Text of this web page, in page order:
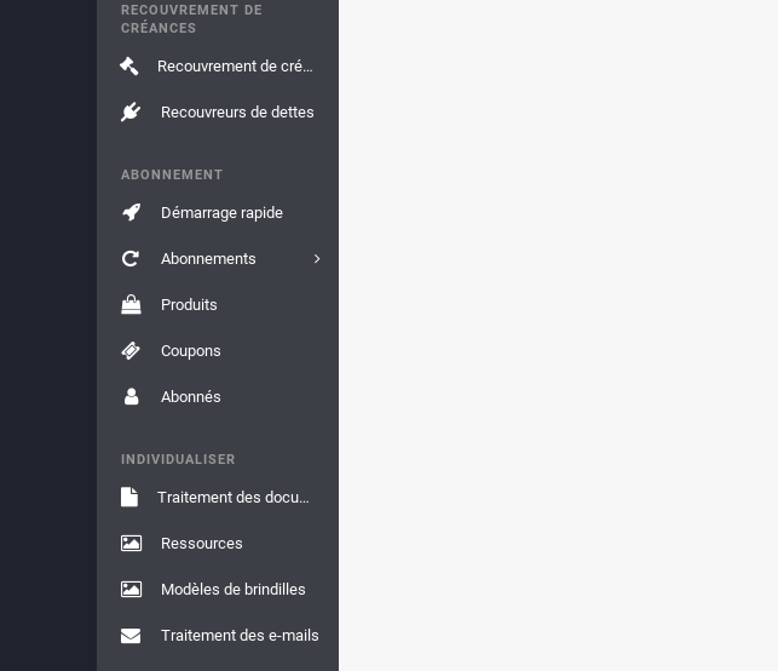
RECOUVREMENT DE
CRÉANCES
Recouvrement de créances
Recouvreurs de dettes
ABONNEMENT
Démarrage rapide
Abonnements
Produits
Coupons
Abonnés
INDIVIDUALISER
Traitement des documents
Ressources
Modèles de brindilles
Traitement des e-mails